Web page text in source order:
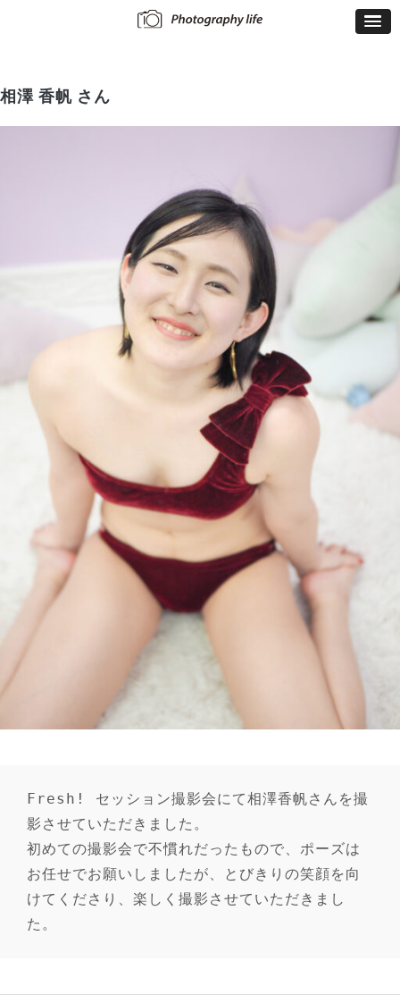
相澤 香帆 さん
Fresh! セッション撮影会にて相澤香帆さんを撮
影させていただきました。
初めての撮影会で不慣れだったもので、ポーズは
お任せでお願いしましたが、とびきりの笑顔を向
けてくださり、楽しく撮影させていただきまし
た。